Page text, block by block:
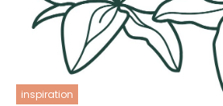
inspiration